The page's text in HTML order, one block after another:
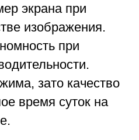
экрана при
изображения.
при
зато качество
время суток на